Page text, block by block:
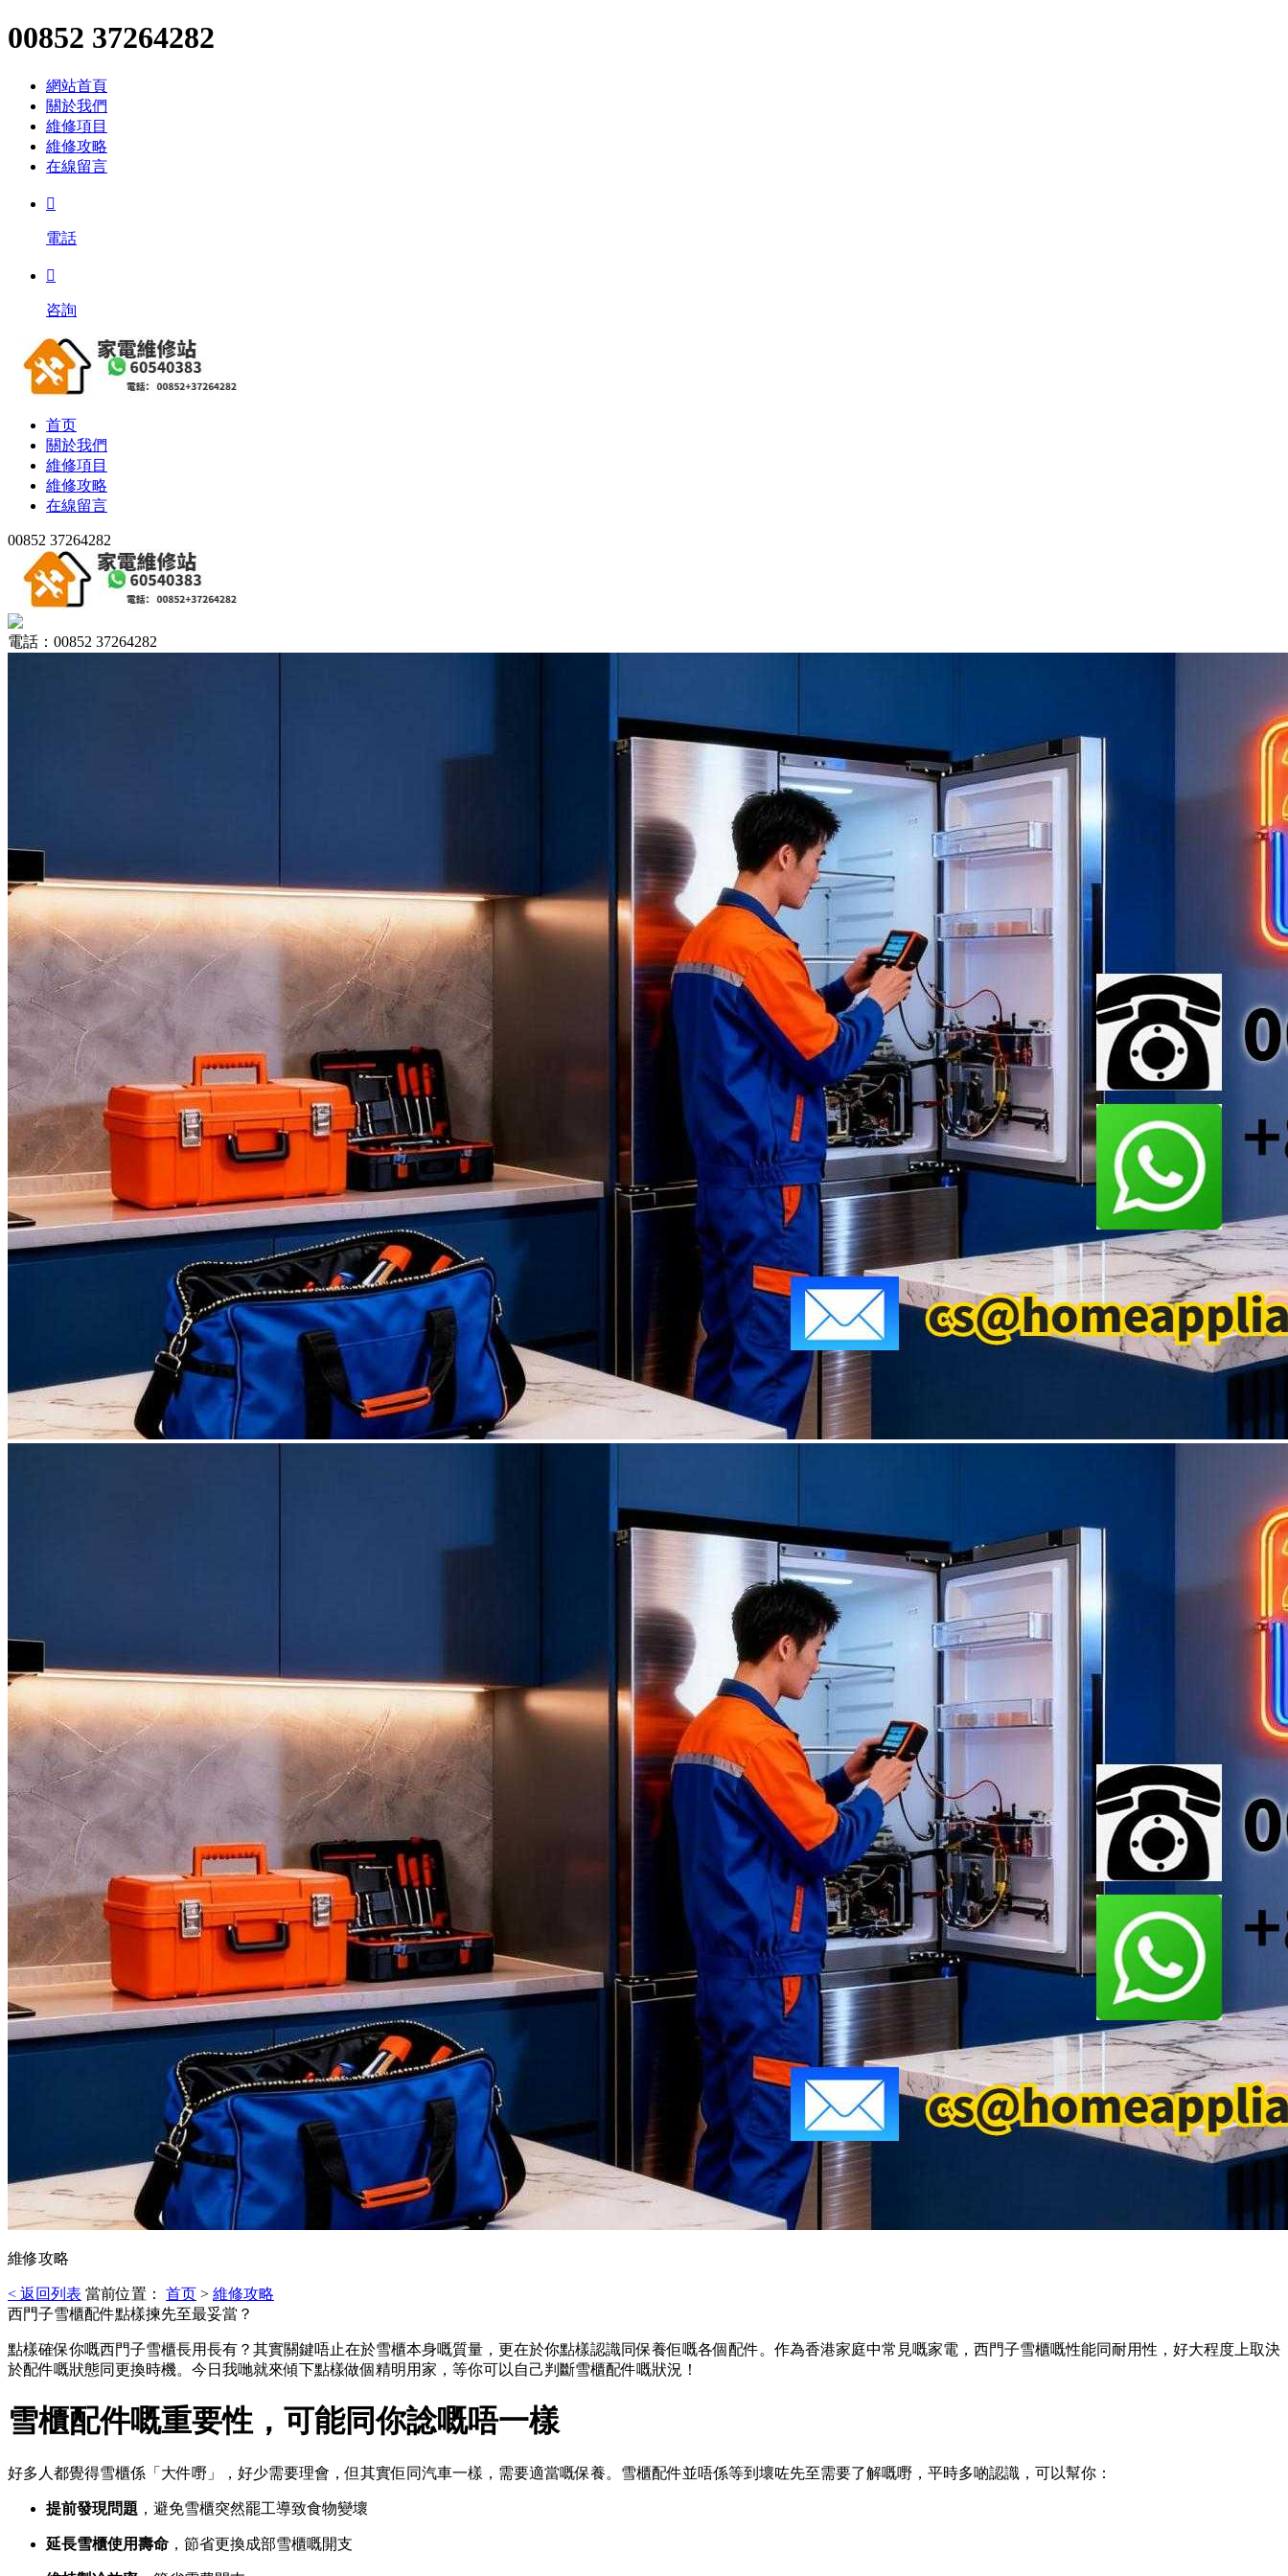
00852 37264282
網站首頁
關於我們
維修項目
維修攻略
在線留言

電話

咨詢
首页
關於我們
維修項目
維修攻略
在線留言
00852 37264282
電話：00852 37264282
維修攻略
< 返回列表 當前位置： 首页 > 維修攻略
西門子雪櫃配件點樣揀先至最妥當？
點樣確保你嘅西門子雪櫃長用長有？其實關鍵唔止在於雪櫃本身嘅質量，更在於你點樣認識同保養佢嘅各個配件。作為香港家庭中常見嘅家電，西門子雪櫃嘅性能同耐用性，好大程度上取決
於配件嘅狀態同更換時機。今日我哋就來傾下點樣做個精明用家，等你可以自己判斷雪櫃配件嘅狀況！
雪櫃配件嘅重要性，可能同你諗嘅唔一樣
好多人都覺得雪櫃係「大件嘢」，好少需要理會，但其實佢同汽車一樣，需要適當嘅保養。雪櫃配件並唔係等到壞咗先至需要了解嘅嘢，平時多啲認識，可以幫你：
提前發現問題 ，避免雪櫃突然罷工導致食物變壞
延長雪櫃使用壽命 ，節省更換成部雪櫃嘅開支